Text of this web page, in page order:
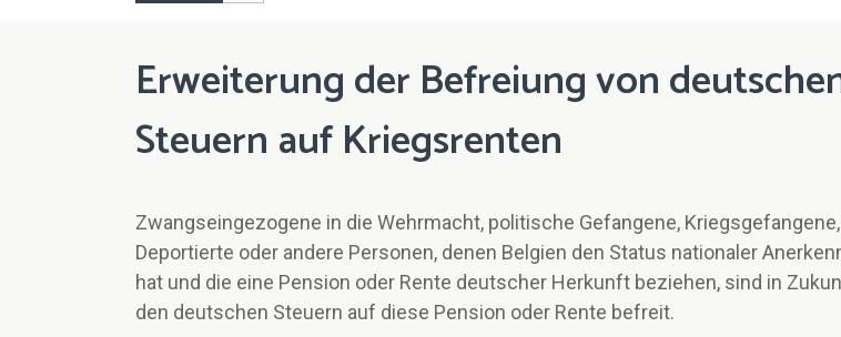
Erweiterung der Befreiung von
Steuern auf Kriegsrenten
Zwangseingezogene in die Wehrmacht, politische Gefangene,
Deportierte oder andere Personen, denen Belgien den Status nationaler
hat und die eine Pension oder Rente deutscher Herkunft beziehen, sind in
den deutschen Steuern auf diese Pension oder Rente befreit.